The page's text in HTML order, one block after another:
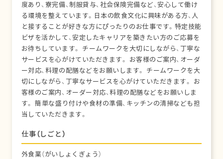
度あり、寮完備、制服貸与、社会保険完備など、安心して働け
る環境を整えています。日本の飲食文化に興味がある方、人
と接することが好きな方にぴったりのお仕事です。特定技能
ビザを活かして、安定したキャリアを築きたい方のご応募を
お待ちしています。 チームワークを大切にしながら、丁寧な
サービスを心がけていただきます。 お客様のご案内、オーダ
ー対応、料理の配膳などをお願いします。 チームワークを大
切にしながら、丁寧なサービスを心がけていただきます。 お
客様のご案内、オーダー対応、料理の配膳などをお願いしま
す。 簡単な盛り付けや食材の準備、キッチンの清掃なども担
当していただきます。
仕事（しごと）
外食業（がいしょくぎょう）